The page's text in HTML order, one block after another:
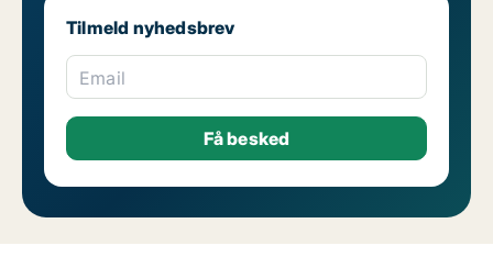
Tilmeld nyhedsbrev
Email